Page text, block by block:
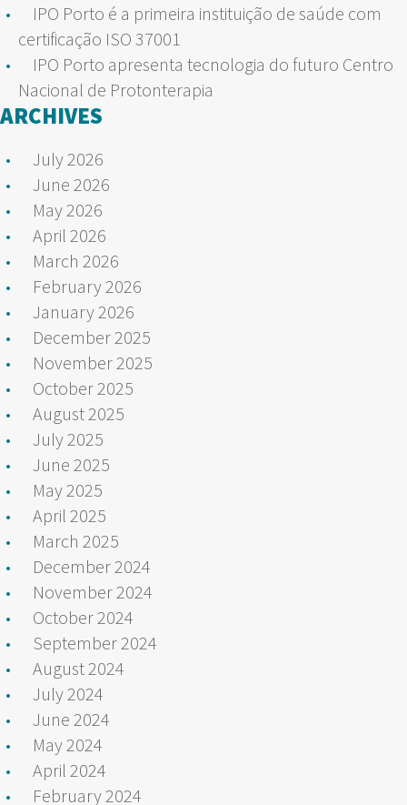
IPO Porto é a primeira instituição de saúde com
certificação ISO 37001
IPO Porto apresenta tecnologia do futuro Centro
Nacional de Protonterapia
ARCHIVES
July 2026
June 2026
May 2026
April 2026
March 2026
February 2026
January 2026
December 2025
November 2025
October 2025
August 2025
July 2025
June 2025
May 2025
April 2025
March 2025
December 2024
November 2024
October 2024
September 2024
August 2024
July 2024
June 2024
May 2024
April 2024
February 2024